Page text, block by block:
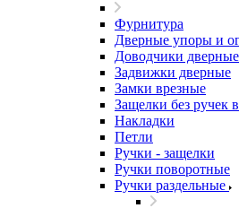
Фурнитура
Дверные упоры и
Доводчики дверные
Задвижки дверные
Замки врезные
Защелки без ручек
Накладки
Петли
Ручки - защелки
Ручки поворотные
Ручки раздельные